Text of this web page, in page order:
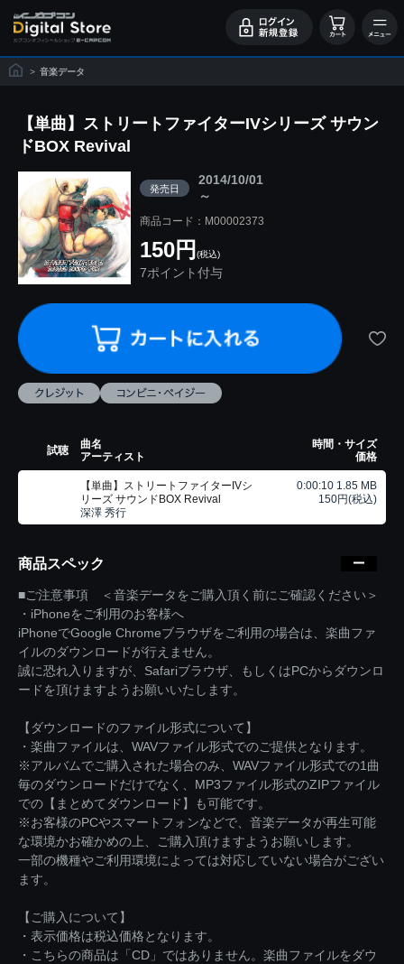
> 音楽データ
【単曲】ストリートファイターIVシリーズ サウン
ドBOX Revival
発売日
2014/10/01
～
商品コード：M00002373
150円 (税込)
7ポイント付与
試聴
曲名
アーティスト
時間・サイズ
価格
【単曲】ストリートファイターIVシ
リーズ サウンドBOX Revival
深澤 秀行
0:00:10 1.85 MB
150円(税込)
商品スペック
■ご注意事項 ＜音楽データをご購入頂く前にご確認ください＞
・iPhoneをご利用のお客様へ
iPhoneでGoogle Chromeブラウザをご利用の場合は、楽曲ファ
イルのダウンロードが行えません。
誠に恐れ入りますが、Safariブラウザ、もしくはPCからダウンロ
ードを頂けますようお願いいたします。
【ダウンロードのファイル形式について】
・楽曲ファイルは、WAVファイル形式でのご提供となります。
※アルバムでご購入された場合のみ、WAVファイル形式での1曲
毎のダウンロードだけでなく、MP3ファイル形式のZIPファイル
での【まとめてダウンロード】も可能です。
※お客様のPCやスマートフォンなどで、音楽データが再生可能
な環境かお確かめの上、ご購入頂けますようお願いします。
一部の機種やご利用環境によっては対応していない場合がござい
ます。
【ご購入について】
・表示価格は税込価格となります。
・こちらの商品は「CD」ではありません。楽曲ファイルをダウ